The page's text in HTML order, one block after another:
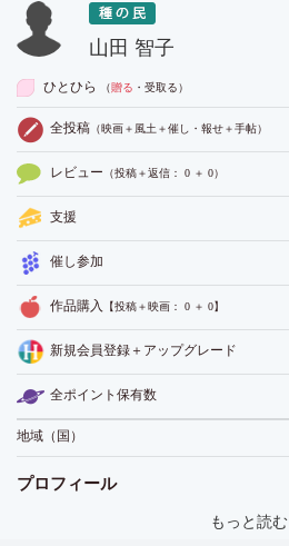
山田 智子
ひとひら （贈る ・受取る）
全投稿 （映画＋風土＋催し・報せ＋手帖）
レビュー （投稿＋返信： 0 ＋ 0）
支援
催し参加
作品購入 【投稿＋映画： 0 ＋ 0】
新規会員登録＋アップグレード
全ポイント保有数
地域（国）
プロフィール
もっと読む